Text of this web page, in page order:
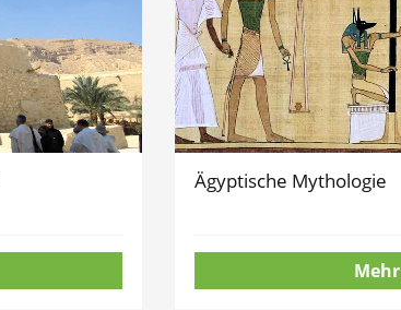
Ägyptische Mythologie
Mehr